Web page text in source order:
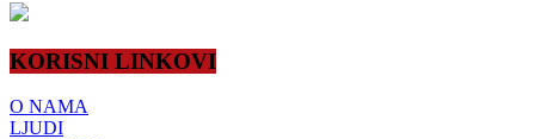
KORISNI LINKOVI
O NAMA
LJUDI